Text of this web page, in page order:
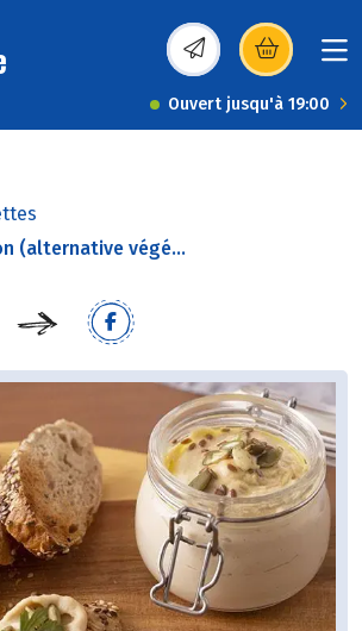
(s’ouvre dans une
Ouvert jusqu'à 19:00
(alternative végé...